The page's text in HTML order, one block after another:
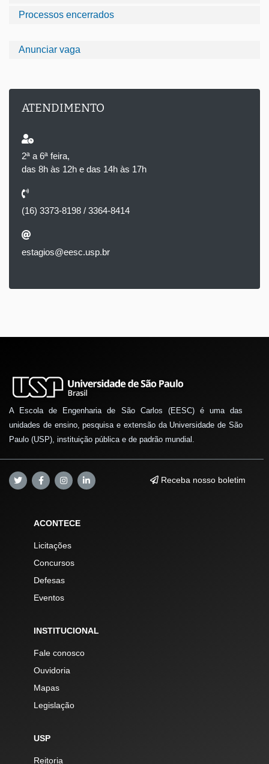
Processos encerrados
Anunciar vaga
ATENDIMENTO
2ª a 6ª feira,
das 8h às 12h e das 14h às 17h
(16) 3373-8198 / 3364-8414
estagios@eesc.usp.br
A Escola de Engenharia de São Carlos (EESC) é uma das
unidades de ensino, pesquisa e extensão da Universidade de São
Paulo (USP), instituição pública e de padrão mundial.
Receba nosso boletim
ACONTECE
Licitações
Concursos
Defesas
Eventos
INSTITUCIONAL
Fale conosco
Ouvidoria
Mapas
Legislação
USP
Reitoria